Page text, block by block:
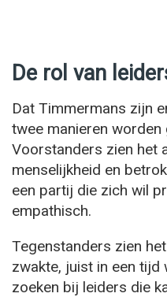
De rol van
Dat Timmermans zijn
twee manieren
Voorstanders zien het
menselijkheid en
een partij die zich wil
empathisch.
Tegenstanders zien
zwakte, juist in een tijd
zoeken bij leiders die